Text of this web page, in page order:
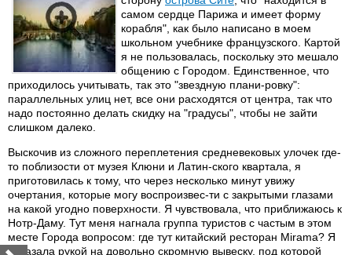
самом сердце Парижа и имеет форму
корабля", как было написано в моем
школьном учебнике французского. Картой
я не пользовалась, поскольку это мешало
общению с Городом. Единственное, что
приходилось учитывать, так это "звездную плани-ровку":
параллельных улиц нет, все они расходятся от центра, так что
надо постоянно делать скидку на "градусы", чтобы не зайти
слишком далеко.
Выскочив из сложного переплетения средневековых улочек где-
то поблизости от музея Клюни и Латин-ского квартала, я
приготовилась к тому, что через несколько минут увижу
очертания, которые могу воспроизвес-ти с закрытыми глазами
на какой угодно поверхности. Я чувствовала, что приближаюсь к
Нотр-Даму. Тут меня нагнала группа туристов с частым в этом
месте Города вопросом: где тут китайский ресторан Mirama? Я
показала рукой на довольно скромную вывеску, под которой